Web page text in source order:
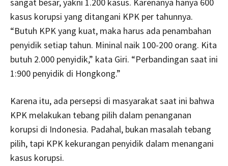
kasus korupsi yang ditangani KPK per tahunnya.
“Butuh KPK yang kuat, maka harus ada penambahan
penyidik setiap tahun. Mininal naik 100-200 orang. Kita
butuh 2.000 penyidik,” kata Giri. “Perbandingan saat ini
1:900 penyidik di Hongkong.”
Karena itu, ada persepsi di masyarakat saat ini bahwa
KPK melakukan tebang pilih dalam penanganan
korupsi di Indonesia. Padahal, bukan masalah tebang
pilih, tapi KPK kekurangan penyidik dalam menangani
kasus korupsi.